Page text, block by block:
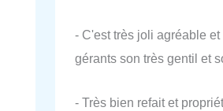
- C'est très joli agréable et
gérants son très gentil et
- Très bien refait et